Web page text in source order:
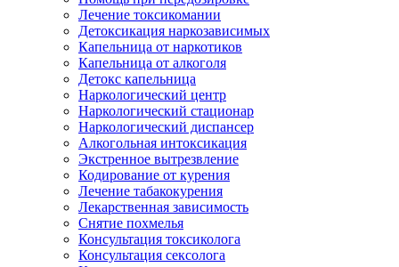
Лечение токсикомании
Детоксикация наркозависимых
Капельница от наркотиков
Капельница от алкоголя
Детокс капельница
Наркологический центр
Наркологический стационар
Наркологический диспансер
Алкогольная интоксикация
Экстренное вытрезвление
Кодирование от курения
Лечение табакокурения
Лекарственная зависимость
Снятие похмелья
Консультация токсиколога
Консультация сексолога